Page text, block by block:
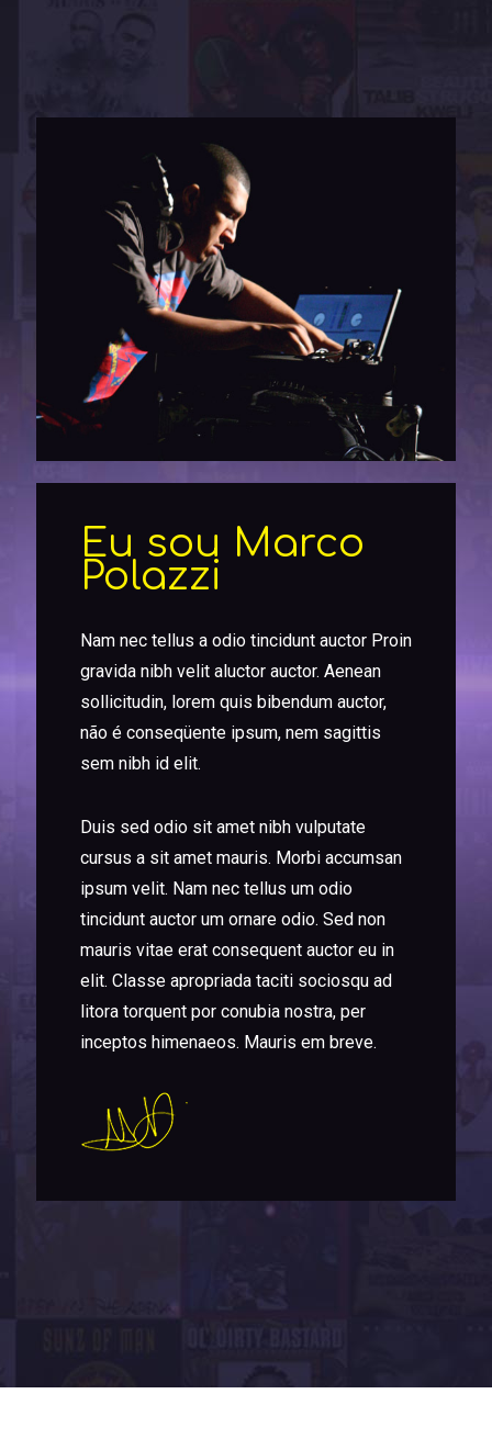
Eu sou Marco
Polazzi
Nam nec tellus a odio tincidunt auctor Proin
gravida nibh velit aluctor auctor. Aenean
sollicitudin, lorem quis bibendum auctor,
não é conseqüente ipsum, nem sagittis
sem nibh id elit.
Duis sed odio sit amet nibh vulputate
cursus a sit amet mauris. Morbi accumsan
ipsum velit. Nam nec tellus um odio
tincidunt auctor um ornare odio. Sed non
mauris vitae erat consequent auctor eu in
elit. Classe apropriada taciti sociosqu ad
litora torquent por conubia nostra, per
inceptos himenaeos. Mauris em breve.